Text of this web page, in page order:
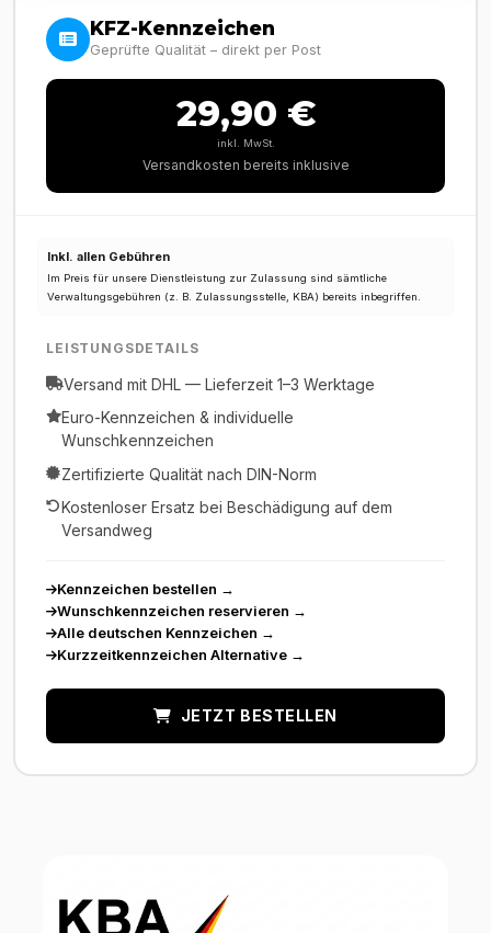
KFZ-Kennzeichen
Geprüfte Qualität – direkt per Post
29,90 €
inkl. MwSt.
Versandkosten bereits inklusive
Inkl. allen Gebühren
Im Preis für unsere Dienstleistung zur Zulassung sind sämtliche
Verwaltungsgebühren (z. B. Zulassungsstelle, KBA) bereits inbegriffen.
LEISTUNGSDETAILS
Versand mit DHL — Lieferzeit 1–3 Werktage
Euro-Kennzeichen & individuelle
Wunschkennzeichen
Zertifizierte Qualität nach DIN-Norm
Kostenloser Ersatz bei Beschädigung auf dem
Versandweg
Kennzeichen bestellen →
Wunschkennzeichen reservieren →
Alle deutschen Kennzeichen →
Kurzzeitkennzeichen Alternative →
JETZT BESTELLEN